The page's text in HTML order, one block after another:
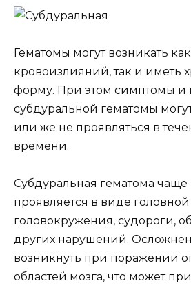
Гематомы могут возникать
кровоизлияний, так и иметь
форму. При этом симптомы и
субдуральной гематомы
или же не проявляться в
времени.
Субдуральная гематома чаще
проявляется в виде
головокружения, судороги,
других нарушений.
возникнуть при поражении
областей мозга, что может